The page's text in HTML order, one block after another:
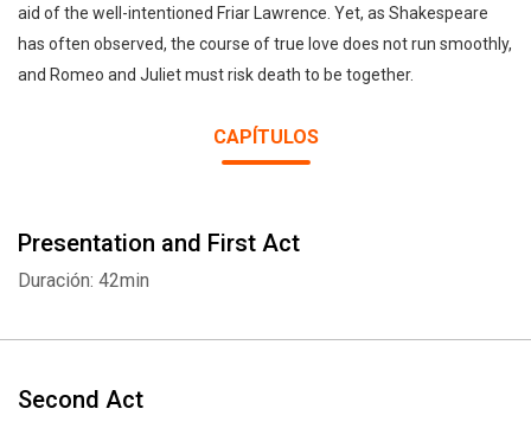
aid of the well-intentioned Friar Lawrence. Yet, as Shakespeare
has often observed, the course of true love does not run smoothly,
and Romeo and Juliet must risk death to be together.
CAPÍTULOS
Presentation and First Act
Duración: 42min
Second Act